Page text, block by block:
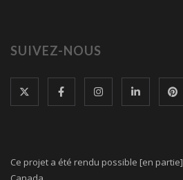
SUIVEZ-NOUS
Ce projet a été rendu possible [en